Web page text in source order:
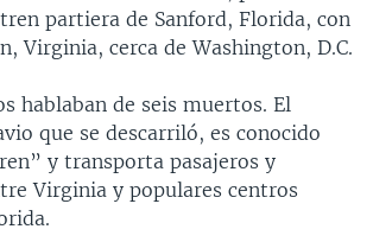
Y CULTURA
VOA partiera de Sanford, Florida, con
Virginia, cerca de Washington, D.C.
hablaban de seis muertos. El
que se descarriló, es conocido
y transporta pasajeros y
Virginia y populares centros